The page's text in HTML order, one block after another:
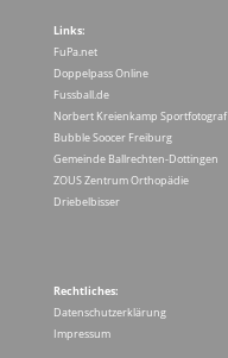
Links:
FuPa.net
Doppelpass Online
Fussball.de
Norbert Kreienkamp Sportfotograf
Bubble Soocer Freiburg
Gemeinde Ballrechten-Dottingen
ZOUS Zentrum Orthopädie
Driebelbisser
Rechtliches:
Datenschutzerklärung
Impressum